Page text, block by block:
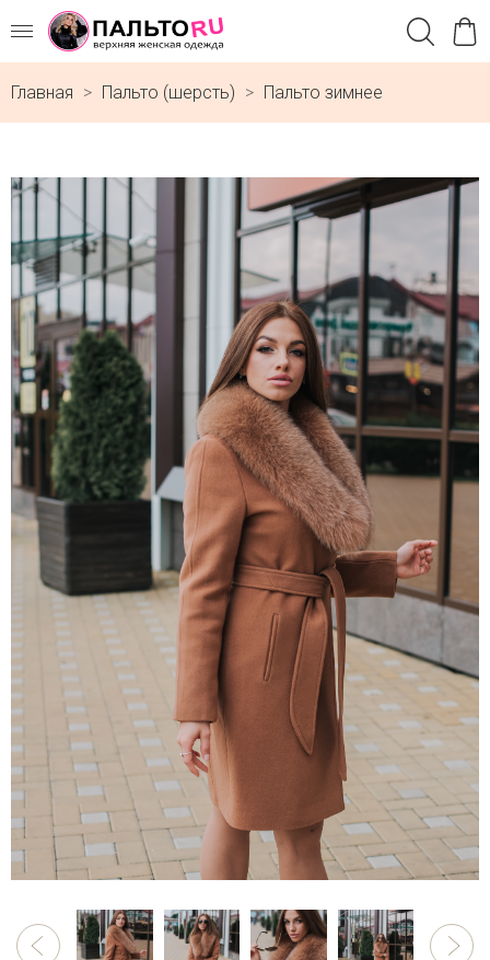
Главная Пальто (шерсть) Пальто зимнее